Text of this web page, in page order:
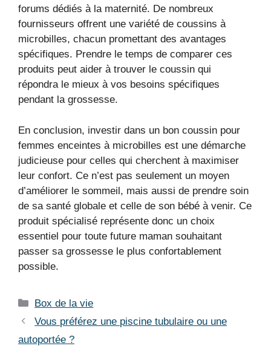
forums dédiés à la maternité. De nombreux
fournisseurs offrent une variété de coussins à
microbilles, chacun promettant des avantages
spécifiques. Prendre le temps de comparer ces
produits peut aider à trouver le coussin qui
répondra le mieux à vos besoins spécifiques
pendant la grossesse.
En conclusion, investir dans un bon coussin pour
femmes enceintes à microbilles est une démarche
judicieuse pour celles qui cherchent à maximiser
leur confort. Ce n’est pas seulement un moyen
d’améliorer le sommeil, mais aussi de prendre soin
de sa santé globale et celle de son bébé à venir. Ce
produit spécialisé représente donc un choix
essentiel pour toute future maman souhaitant
passer sa grossesse le plus confortablement
possible.
Catégories
Box de la vie
Vous préférez une piscine tubulaire ou une
autoportée ?